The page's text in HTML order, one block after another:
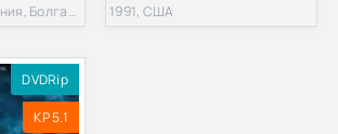
2005, Великобритания, Болгария 1991, США
DVDRip
KP 5.1